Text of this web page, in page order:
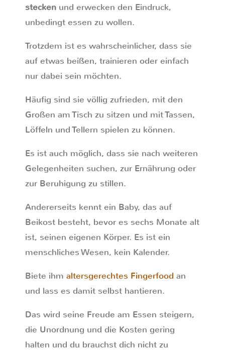
stecken und erwecken den Eindruck,
unbedingt essen zu wollen.
Trotzdem ist es wahrscheinlicher, dass sie
auf etwas beißen, trainieren oder einfach
nur dabei sein möchten.
Häufig sind sie völlig zufrieden, mit den
Großen am Tisch zu sitzen und mit Tassen,
Löffeln und Tellern spielen zu können.
Es ist auch möglich, dass sie nach weiteren
Gelegenheiten suchen, zur Ernährung oder
zur Beruhigung zu stillen.
Andererseits kennt ein Baby, das auf
Beikost besteht, bevor es sechs Monate alt
ist, seinen eigenen Körper. Es ist ein
menschliches Wesen, kein Kalender.
Biete ihm altersgerechtes Fingerfood an
und lass es damit selbst hantieren.
Das wird seine Freude am Essen steigern,
die Unordnung und die Kosten gering
halten und du brauchst dich nicht zu